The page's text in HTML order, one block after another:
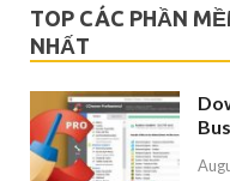
TOP CÁC PHẦN
NHẤT